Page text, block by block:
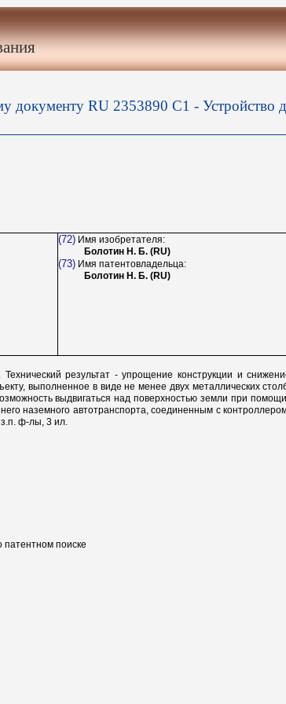
документу RU 2353890 C1 - Устройство
(72)Имя изобретателя:
Болотин Н. Б. (RU)
(73)Имя патентовладельца:
Болотин Н. Б. (RU)
результат - упрощение конструкции и
выполненное в виде не менее двух металлических
выдвигаться над поверхностью земли при
наземного автотранспорта, соединенным с
ф-лы, 3 ил.
патентном поиске